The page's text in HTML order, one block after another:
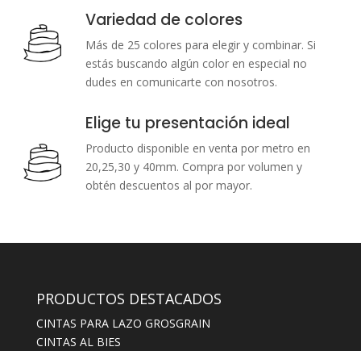
Variedad de colores
Más de 25 colores para elegir y combinar. Si
estás buscando algún color en especial no
dudes en comunicarte con nosotros.
Elige tu presentación ideal
Producto disponible en venta por metro en
20,25,30 y 40mm. Compra por volumen y
obtén descuentos al por mayor.
PRODUCTOS DESTACADOS
CINTAS PARA LAZO GROSGRAIN
CINTAS AL BIES